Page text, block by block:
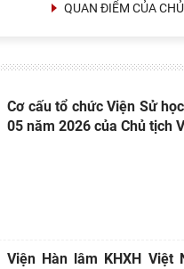
QUAN ĐIỂM CỦA CHỦ
Cơ cấu tổ chức Viện Sử
05 năm 2026 của Chủ tịch
Viện Hàn lâm KHXH Việt